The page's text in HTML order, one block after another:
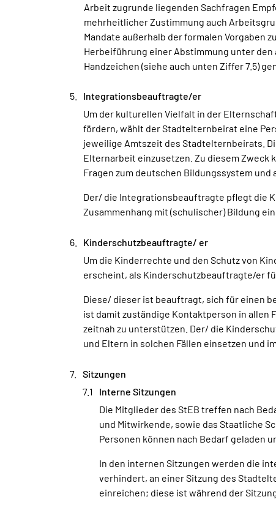
Arbeit zugrunde liegenden Sachfragen
mehrheitlicher Zustimmung auch
Mandate außerhalb der formalen Vorgaben
Herbeiführung einer Abstimmung unter
Handzeichen (siehe auch unten Ziffer 7.5)
Integrationsbeauftragte/er
Um der kulturellen Vielfalt in der
fördern, wählt der Stadtelternbeirat eine
jeweilige Amtszeit des Stadtelternbeirats.
Elternarbeit einzusetzen. Zu diesem
Fragen zum deutschen Bildungssystem
Der/ die Integrationsbeauftragte pflegt die
Zusammenhang mit (schulischer) Bildung
Kinderschutzbeauftragte/ er
Um die Kinderrechte und den Schutz von
erscheint, als Kinderschutzbeauftragte/er
Diese/ dieser ist beauftragt, sich für einen
ist damit zuständige Kontaktperson in allen
zeitnah zu unterstützen. Der/ die
und Eltern in solchen Fällen einsetzen und
Sitzungen
Interne Sitzungen
Die Mitglieder des StEB treffen nach
und Mitwirkende, sowie das Staatliche
Personen können nach Bedarf geladen
In den internen Sitzungen werden die
verhindert, an einer Sitzung des
einreichen; diese ist während der